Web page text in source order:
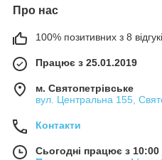
Про нас
100% позитивних з 8
Працює з 25.01.2019
м. Святопетрівське
вул. Центральна 155,
Контакти
Сьогодні працює з